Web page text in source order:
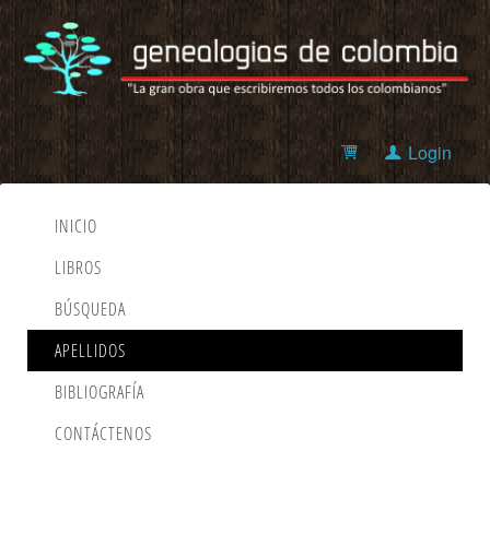
Login
INICIO
LIBROS
BÚSQUEDA
APELLIDOS
BIBLIOGRAFÍA
CONTÁCTENOS